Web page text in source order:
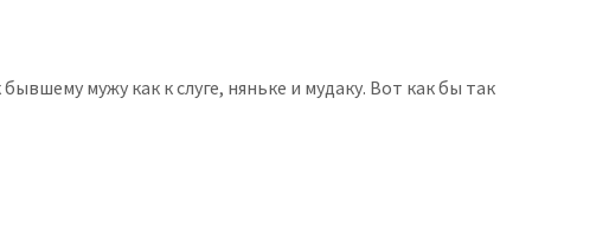
мужу как к слуге, няньке и мудаку. Вот как бы так